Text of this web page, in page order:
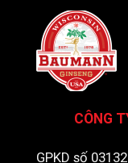
CÔNG
GPKD số